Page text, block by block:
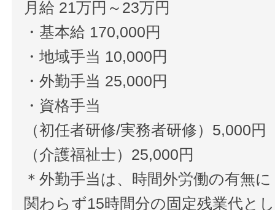
月給 21万円～23万円
・基本給 170,000円
・地域手当 10,000円
・外勤手当 25,000円
・資格手当
（初任者研修/実務者研修）5,000円
（介護福祉士）25,000円
＊外勤手当は、時間外労働の有無に
関わらず15時間分の固定残業代と